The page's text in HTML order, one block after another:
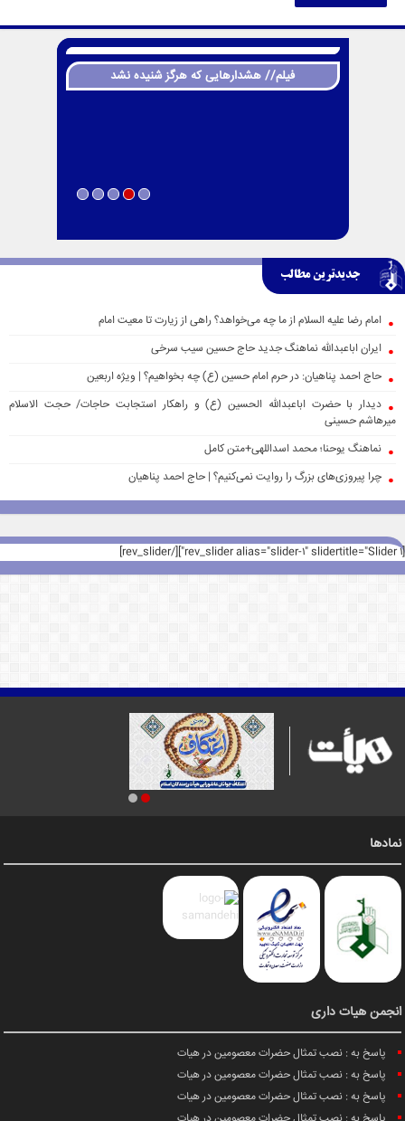
فیلم// هشدارهایی که هرگز شنیده نشد
جدیدترین مطالب
امام رضا علیه السلام از ما چه می‌خواهد؟ راهی از زیارت تا معیت امام
ایران اباعبدالله نماهنگ جدید حاج حسین سیب سرخی
حاج احمد پناهیان: در حرم امام حسین (ع) چه بخواهیم؟ | ویژه اربعین
دیدار با حضرت اباعبدالله الحسین (ع) و راهکار استجابت حاجات/ حجت الاسلام
میرهاشم حسینی
نماهنگ یوحنا؛ محمد اسداللهی+متن کامل
چرا پیروزی‌های بزرگ را روایت نمی‌کنیم؟ | حاج احمد پناهیان
[rev_slider alias="slider-1" slidertitle="Slider 1"][/rev_slider]
نمادها
انجمن هیات داری
پاسخ به : نصب تمثال حضرات معصومین در هیات
پاسخ به : نصب تمثال حضرات معصومین در هیات
پاسخ به : نصب تمثال حضرات معصومین در هیات